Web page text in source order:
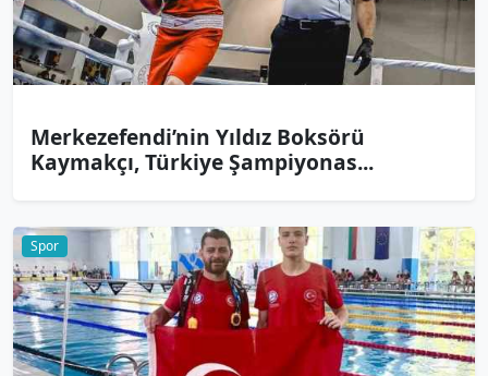
Merkezefendi’nin Yıldız Boksörü
Kaymakçı, Türkiye Şampiyonas...
Spor